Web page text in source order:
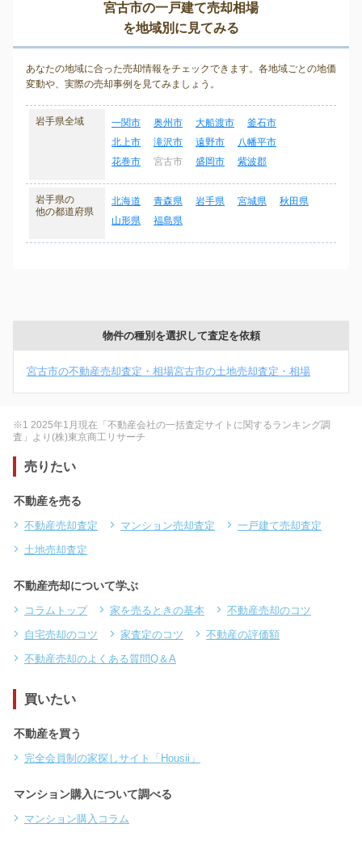
宮古市の一戸建て売却相場
を地域別に見てみる
あなたの地域に合った売却情報をチェックできます。各地域ごとの地価
変動や、実際の売却事例を見てみましょう。
岩手県全域 一関市 奥州市 大船渡市
釜石市
北上市
滝沢市 遠野市
八幡平市
花巻市
宮古市 盛岡市 紫波郡
岩手県の
他の都道府県
北海道 青森県 岩手県 宮城県
秋田県
山形県
福島県
物件の種別を選択して査定を依頼
宮古市の不動産売却査定・相場宮古市の土地売却査定・相場
※1 2025年1月現在「不動産会社の一括査定サイトに関するランキング調
査」より(株)東京商工リサーチ
売りたい
不動産を売る
不動産売却査定 マンション売却査定
一戸建て売却査定
土地売却査定
不動産売却について学ぶ
コラムトップ 家を売るときの基本
不動産売却のコツ
自宅売却のコツ
家査定のコツ
不動産の評価額
不動産売却のよくある質問Q＆A
買いたい
不動産を買う
完全会員制の家探しサイト「Housii」
マンション購入について調べる
マンション購入コラム